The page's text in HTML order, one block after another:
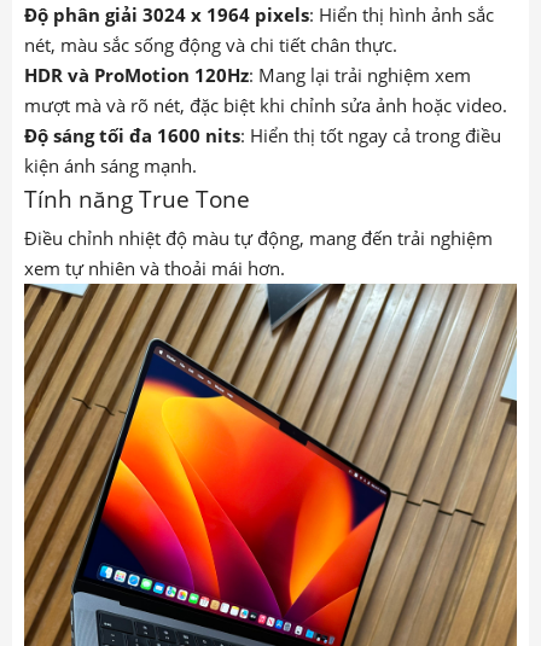
Độ phân giải 3024 x 1964 pixels: Hiển thị hình ảnh sắc
nét, màu sắc sống động và chi tiết chân thực.
HDR và ProMotion 120Hz: Mang lại trải nghiệm xem
mượt mà và rõ nét, đặc biệt khi chỉnh sửa ảnh hoặc video.
Độ sáng tối đa 1600 nits: Hiển thị tốt ngay cả trong điều
kiện ánh sáng mạnh.
Tính năng True Tone
Điều chỉnh nhiệt độ màu tự động, mang đến trải nghiệm
xem tự nhiên và thoải mái hơn.